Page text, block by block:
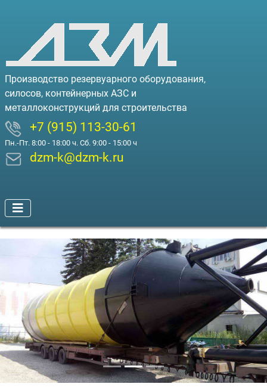
Производство резервуарного оборудования,
силосов, контейнерных АЗС и
металлоконструкций для строительства
+7 (915) 113-30-61
Пн.-Пт. 8:00 - 18:00 ч. Сб. 9:00 - 15:00 ч
dzm-k@dzm-k.ru
Предыдущий